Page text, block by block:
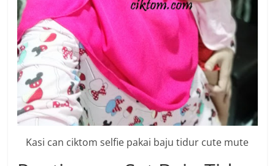
Kasi can ciktom selfie pakai baju tidur cute mute